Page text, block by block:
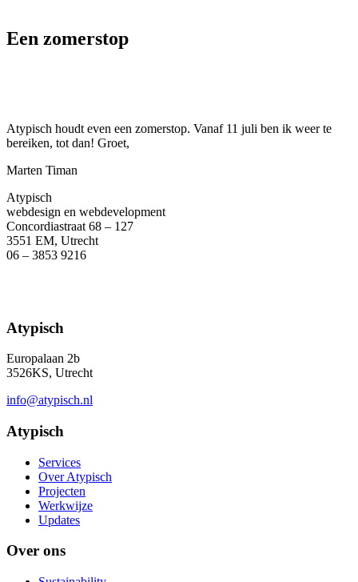
Een zomerstop
Atypisch houdt even een zomerstop. Vanaf 11 juli ben ik weer te
bereiken, tot dan! Groet,
Marten Timan
Atypisch
webdesign en webdevelopment
Concordiastraat 68 – 127
3551 EM, Utrecht
06 – 3853 9216
Atypisch
Europalaan 2b
3526KS, Utrecht
info@atypisch.nl
Atypisch
Services
Over Atypisch
Projecten
Werkwijze
Updates
Over ons